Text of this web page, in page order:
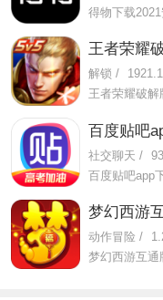
王者荣耀
解锁 /
百度贴吧
社交聊天 /
梦幻西游
动作冒险 /